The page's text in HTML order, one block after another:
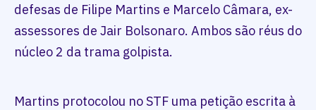
defesas de Filipe Martins e Marcelo Câmara, ex-
assessores de Jair Bolsonaro. Ambos são réus do
núcleo 2 da trama golpista.
Martins protocolou no STF uma petição escrita à